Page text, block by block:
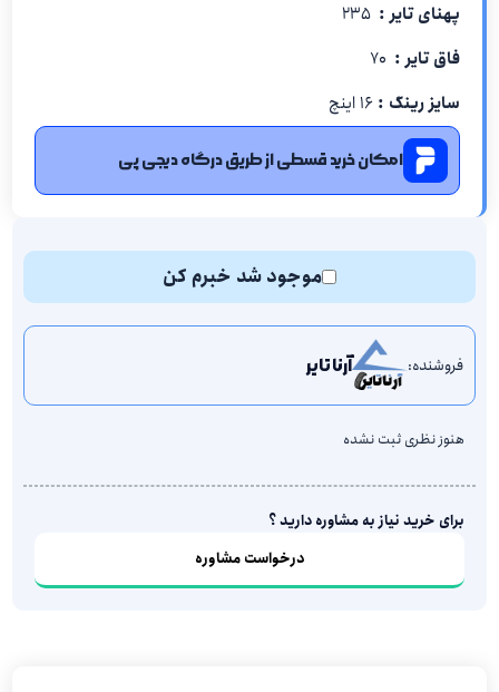
پهنای تایر :۲۳۵
فاق تایر : ۷۰
سایز رینگ : ۱۶ اینچ
امکان خرید قسطی از طریق درگاه دیجی پی
موجود شد خبرم کن
فروشنده: آرنا تایر
هنوز نظری ثبت نشده
برای خرید نیاز به مشاوره دارید ؟
درخواست مشاوره